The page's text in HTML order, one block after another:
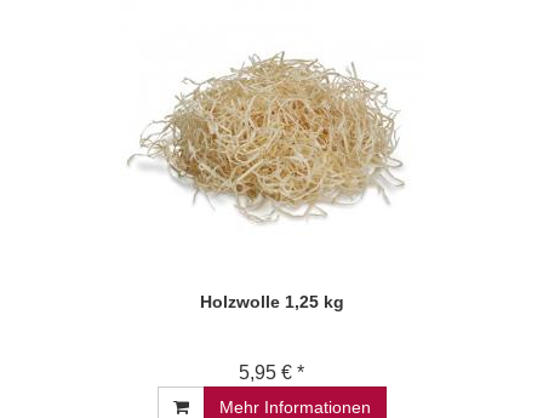
Holzwolle 1,25 kg
5,95 € *
Mehr Informationen